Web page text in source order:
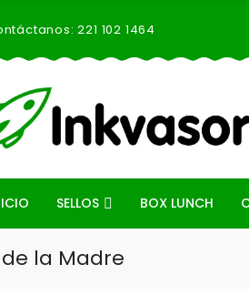
221 102 1464
SELLOS BOX LUNCH
la Madre